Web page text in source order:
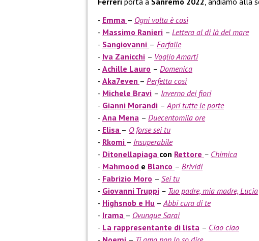
Emma – Ogni volta è così
Massimo Ranieri – Lettera al di là del mare
Sangiovanni – Farfalle
Iva Zanicchi – Voglio Amarti
Achille Lauro – Domenica
Aka7even – Perfetta così
Michele Bravi – Inverno dei fiori
Gianni Morandi – Apri tutte le porte
Ana Mena – Duecentomila ore
Elisa – O forse sei tu
Rkomi – Insuperabile
Ditonellapiaga con Rettore – Chimica
Mahmood e Blanco – Brividi
Fabrizio Moro – Sei tu
Giovanni Truppi – Tuo padre, mia madre, Lucia
Highsnob e Hu – Abbi cura di te
Irama – Ovunque Sarai
La rappresentante di lista – Ciao ciao